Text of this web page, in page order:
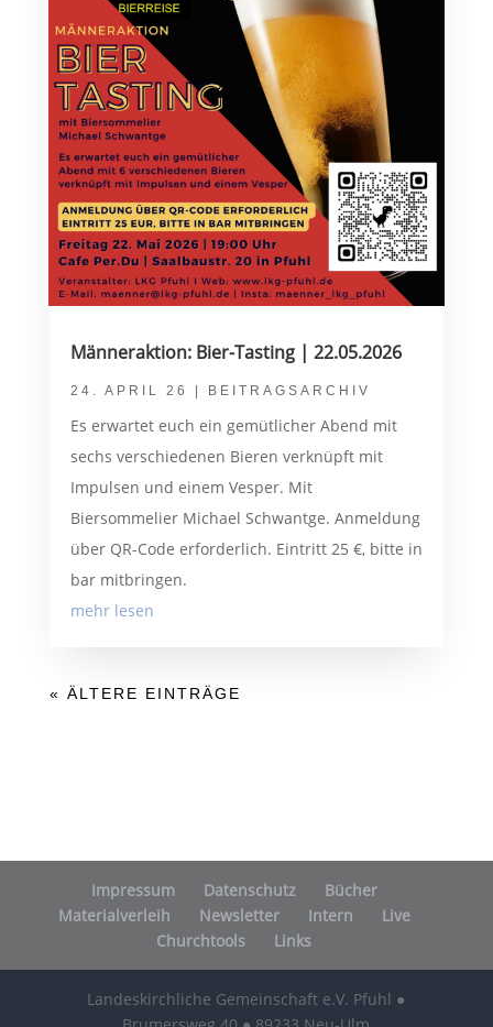
Männeraktion: Bier-Tasting | 22.05.2026
24. APRIL 26 | BEITRAGSARCHIV
Es erwartet euch ein gemütlicher Abend mit
sechs verschiedenen Bieren verknüpft mit
Impulsen und einem Vesper. Mit
Biersommelier Michael Schwantge. Anmeldung
über QR-Code erforderlich. Eintritt 25 €, bitte in
bar mitbringen.
mehr lesen
« ÄLTERE EINTRÄGE
Impressum Datenschutz
Bücher
Materialverleih
Newsletter Intern
Live
Churchtools
Links
Landeskirchliche Gemeinschaft e.V. Pfuhl ●